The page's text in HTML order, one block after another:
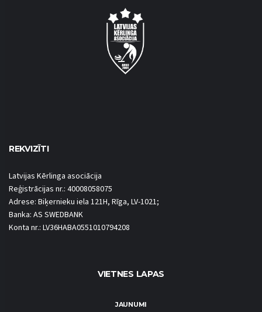
REKVIZĪTI
Latvijas Kērlinga asociācija
Reģistrācijas nr.: 40008058075
Adrese: Biķernieku iela 121H, Rīga, LV-1021;
Banka: AS SWEDBANK
Konta nr.: LV36HABA0551010794208
VIETNES LAPAS
JAUNUMI